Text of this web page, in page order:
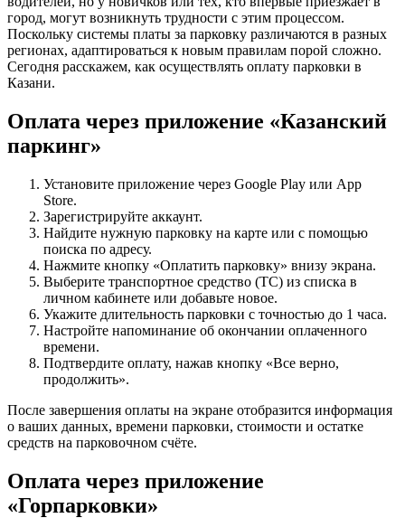
город, могут возникнуть трудности с этим процессом.
Поскольку системы платы за парковку различаются в разных
регионах, адаптироваться к новым правилам порой сложно.
Сегодня расскажем, как осуществлять оплату парковки в
Казани.
Оплата через приложение «Казанский
паркинг»
Установите приложение через Google Play или App
Store.
Зарегистрируйте аккаунт.
Найдите нужную парковку на карте или с помощью
поиска по адресу.
Нажмите кнопку «Оплатить парковку» внизу экрана.
Выберите транспортное средство (ТС) из списка в
личном кабинете или добавьте новое.
Укажите длительность парковки с точностью до 1 часа.
Настройте напоминание об окончании оплаченного
времени.
Подтвердите оплату, нажав кнопку «Все верно,
продолжить».
После завершения оплаты на экране отобразится информация
о ваших данных, времени парковки, стоимости и остатке
средств на парковочном счёте.
Оплата через приложение
«Горпарковки»